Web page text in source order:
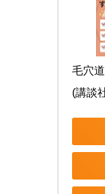
毛穴
(講談